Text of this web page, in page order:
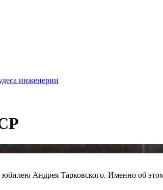
инженерии
Андрея Тарковского. Именно об